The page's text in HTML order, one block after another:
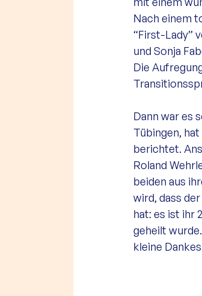
Nach einem
“First-Lady”
und Sonja
Die
Dann war es
Tübingen,
berichtet.
Roland
beiden aus
wird, dass
hat: es ist ihr
geheilt
kleine